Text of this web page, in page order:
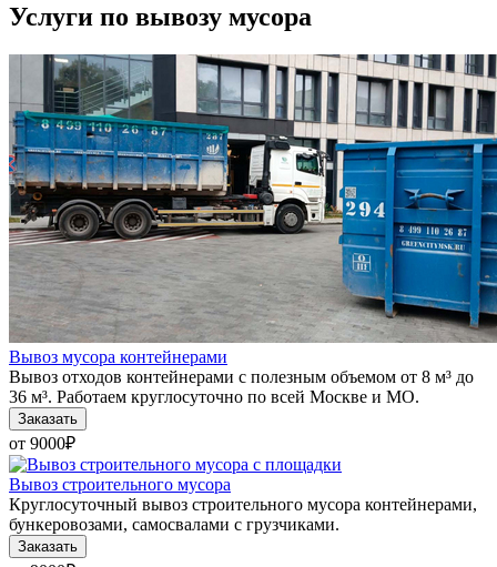
Услуги по вывозу мусора
Вывоз мусора контейнерами
Вывоз отходов контейнерами с полезным объемом от 8 м³ до
36 м³. Работаем круглосуточно по всей Москве и МО.
Заказать
от 9000₽
Вывоз строительного мусора
Круглосуточный вывоз строительного мусора контейнерами,
бункеровозами, самосвалами с грузчиками.
Заказать